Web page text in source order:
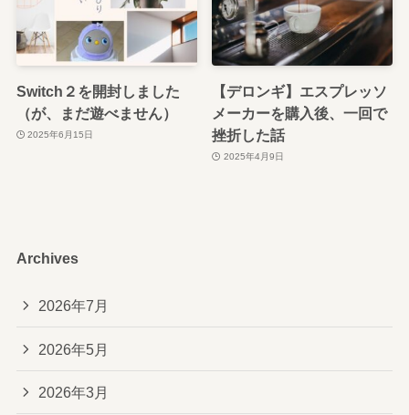
Switch２を開封しました
（が、まだ遊べません）
2025年6月15日
【デロンギ】エスプレッソ
メーカーを購入後、一回で
挫折した話
2025年4月9日
Archives
2026年7月
2026年5月
2026年3月